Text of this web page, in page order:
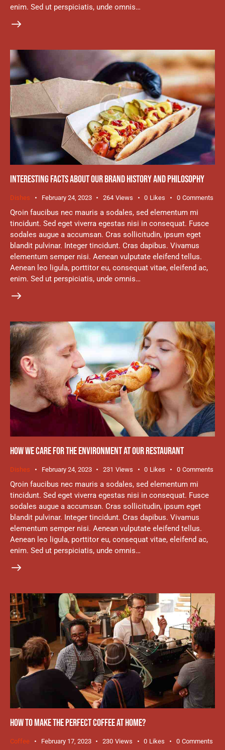
enim. Sed ut perspiciatis, unde omnis…
INTERESTING FACTS ABOUT OUR BRAND HISTORY AND PHILOSOPHY
Dishes February 24, 2023 264 Views 0 Likes 0 Comments
Qroin faucibus nec mauris a sodales, sed elementum mi
tincidunt. Sed eget viverra egestas nisi in consequat. Fusce
sodales augue a accumsan. Cras sollicitudin, ipsum eget
blandit pulvinar. Integer tincidunt. Cras dapibus. Vivamus
elementum semper nisi. Aenean vulputate eleifend tellus.
Aenean leo ligula, porttitor eu, consequat vitae, eleifend ac,
enim. Sed ut perspiciatis, unde omnis…
HOW WE CARE FOR THE ENVIRONMENT AT OUR RESTAURANT
Dishes February 24, 2023 231 Views 0 Likes 0 Comments
Qroin faucibus nec mauris a sodales, sed elementum mi
tincidunt. Sed eget viverra egestas nisi in consequat. Fusce
sodales augue a accumsan. Cras sollicitudin, ipsum eget
blandit pulvinar. Integer tincidunt. Cras dapibus. Vivamus
elementum semper nisi. Aenean vulputate eleifend tellus.
Aenean leo ligula, porttitor eu, consequat vitae, eleifend ac,
enim. Sed ut perspiciatis, unde omnis…
HOW TO MAKE THE PERFECT COFFEE AT HOME?
Coffee February 17, 2023 230 Views 0 Likes 0 Comments